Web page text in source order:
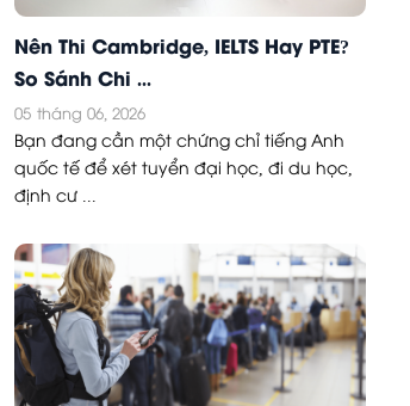
Nên Thi Cambridge, IELTS Hay PTE?
So Sánh Chi ...
05 tháng 06, 2026
Bạn đang cần một chứng chỉ tiếng Anh
quốc tế để xét tuyển đại học, đi du học,
định cư ...